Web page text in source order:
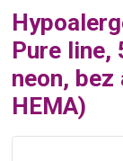
Pure line,
neon,
HEMA)